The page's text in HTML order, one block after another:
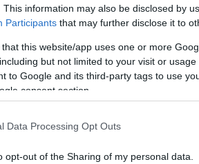
This information may also be disclosed by
Participants that may further disclose it to
that this website/app uses one or more
but not limited to your visit or
to Google and its third-party tags to use
consent section.
Data Processing Opt Outs
opt-out of the Sharing of my personal data.
A classicus bikavérkészítésénél
kell erjeszteni, a bort legalább 6
szőlőfajta borának házasítása
az 5%-ot, de egyetlen fajta
fajta használata kötelező, és
a turán és bíborkadarka fajták
sem haladhatja meg a 10%-ot.
követelményeknek kell